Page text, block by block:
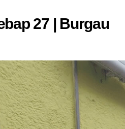
27 | Burgau